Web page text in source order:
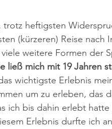
heftigsten
(kürzeren) Reise
weitere Formen der
ließ mich mit 19 Jahren
wichtigste Erlebnis
um zu erleben, das
ich bis dahin erlebt
Erlebnis durfte ich